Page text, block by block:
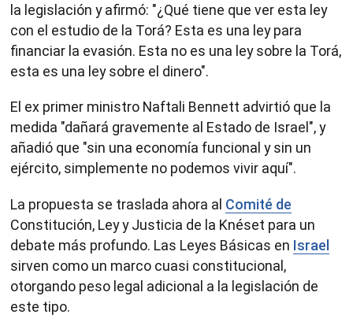
la legislación y afirmó: "¿Qué tiene que ver esta ley
con el estudio de la Torá? Esta es una ley para
financiar la evasión. Esta no es una ley sobre la Torá,
esta es una ley sobre el dinero".
El ex primer ministro Naftali Bennett advirtió que la
medida "dañará gravemente al Estado de Israel", y
añadió que "sin una economía funcional y sin un
ejército, simplemente no podemos vivir aquí".
La propuesta se traslada ahora al Comité de
Constitución, Ley y Justicia de la Knéset para un
debate más profundo. Las Leyes Básicas en Israel
sirven como un marco cuasi constitucional,
otorgando peso legal adicional a la legislación de
este tipo.